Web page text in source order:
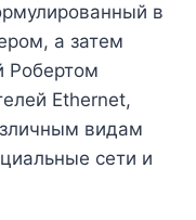
в
а затем
Робертом
Ethernet,
видам
сети и